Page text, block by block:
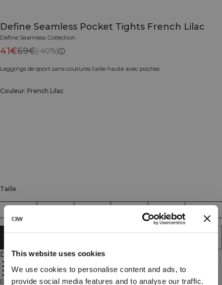
This website uses cookies
We use cookies to personalise content and ads, to
provide social media features and to analyse our traffic.
Define Seamless Pocket Tights French Lilac
Define Seamless Collection
41€69€(-40%)
Leggings de sport sans coutures taille haute avec poches.
Couleur: French Lilac
Taille
Description
Taille haute
Poche latérale
Define Seamless est l'une de nos collections les plus populaires et il est facile de